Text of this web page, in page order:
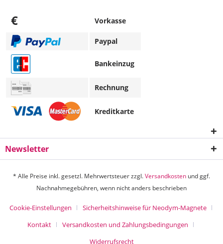
€ Vorkasse
Paypal
Bankeinzug
Rechnung
Kreditkarte
Newsletter
* Alle Preise inkl. gesetzl. Mehrwertsteuer zzgl.Versandkosten und ggf.
Nachnahmegebühren, wenn nicht anders beschrieben
Cookie-Einstellungen
Sicherheitshinweise für Neodym-Magnete
Kontakt
Versandkosten und Zahlungsbedingungen
Widerrufsrecht